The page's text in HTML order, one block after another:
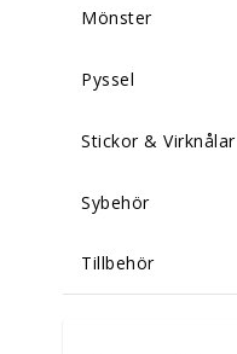
Mönster
Pyssel
Stickor & Virknålar
Sybehör
Tillbehör